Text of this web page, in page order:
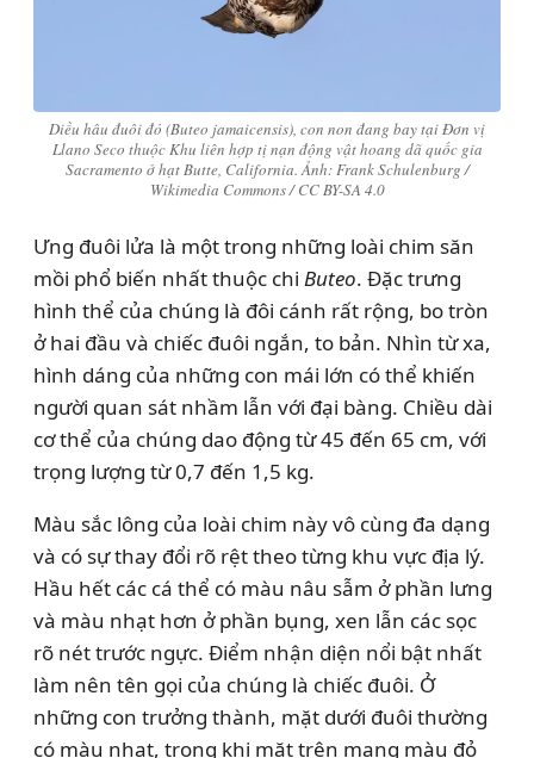
Diều hâu đuôi đỏ (Buteo jamaicensis), con non đang bay tại Đơn vị
Llano Seco thuộc Khu liên hợp tị nạn động vật hoang dã quốc gia
Sacramento ở hạt Butte, California. Ảnh: Frank Schulenburg /
Wikimedia Commons / CC BY-SA 4.0
Ưng đuôi lửa là một trong những loài chim săn
mồi phổ biến nhất thuộc chi Buteo. Đặc trưng
hình thể của chúng là đôi cánh rất rộng, bo tròn
ở hai đầu và chiếc đuôi ngắn, to bản. Nhìn từ xa,
hình dáng của những con mái lớn có thể khiến
người quan sát nhầm lẫn với đại bàng. Chiều dài
cơ thể của chúng dao động từ 45 đến 65 cm, với
trọng lượng từ 0,7 đến 1,5 kg.
Màu sắc lông của loài chim này vô cùng đa dạng
và có sự thay đổi rõ rệt theo từng khu vực địa lý.
Hầu hết các cá thể có màu nâu sẫm ở phần lưng
và màu nhạt hơn ở phần bụng, xen lẫn các sọc
rõ nét trước ngực. Điểm nhận diện nổi bật nhất
làm nên tên gọi của chúng là chiếc đuôi. Ở
những con trưởng thành, mặt dưới đuôi thường
có màu nhạt, trong khi mặt trên mang màu đỏ